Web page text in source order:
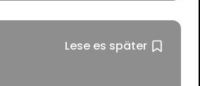
Lese es später